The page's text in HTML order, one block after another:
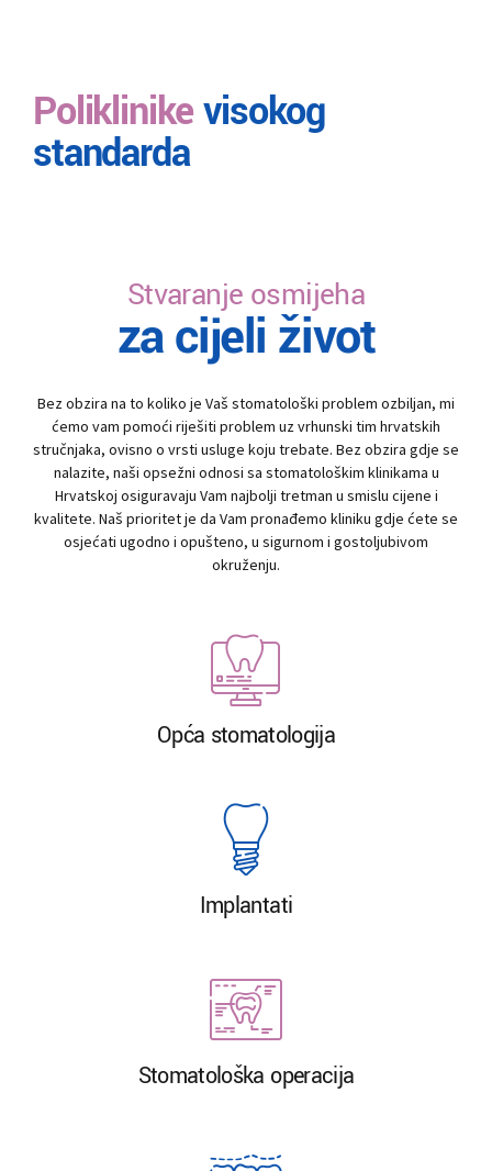
Poliklinikevisokog
standarda
Stvaranje osmijeha
za cijeli život
Bez obzira na to koliko je Vaš stomatološki problem ozbiljan, mi
ćemo vam pomoći riješiti problem uz vrhunski tim hrvatskih
stručnjaka, ovisno o vrsti usluge koju trebate. Bez obzira gdje se
nalazite, naši opsežni odnosi sa stomatološkim klinikama u
Hrvatskoj osiguravaju Vam najbolji tretman u smislu cijene i
kvalitete. Naš prioritet je da Vam pronađemo kliniku gdje ćete se
osjećati ugodno i opušteno, u sigurnom i gostoljubivom
okruženju.
Opća stomatologija
Implantati
Stomatološka operacija